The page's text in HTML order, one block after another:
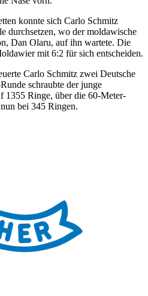
konnte sich Carlo Schmitz
durchsetzen, wo der moldawische
Dan Olaru, auf ihn wartete. Die
mit 6:2 für sich entscheiden.
Carlo Schmitz zwei Deutsche
schraubte der junge
1355 Ringe, über die 60-Meter-
bei 345 Ringen.